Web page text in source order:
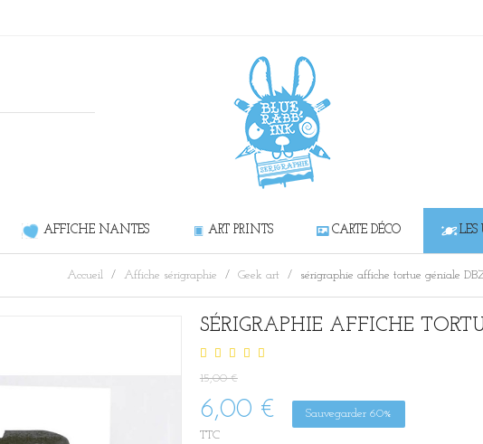
AFFICHE NANTES ART PRINTS CARTE DÉCO
Accueil Affiche sérigraphie Geek art sérigraphie affiche tortue géniale
SÉRIGRAPHIE AFFICHE
15,00 €
6,00 € Sauvegarder 60%
TTC